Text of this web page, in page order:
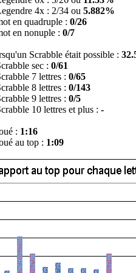
4x : 2/34 ou 5.882%
en quadruple : 0/26
en nonuple : 0/7
Scrabble était possible :
sec : 0/61
7 lettres : 0/65
8 lettres : 0/143
9 lettres : 0/5
10 lettres et plus : -
: 1:16
au top : 1:09